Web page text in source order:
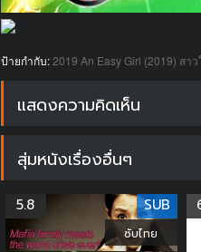
ป้ายกำกับ:2019 An Easy Girl (2019) สาว
แสดงความคิดเห็น
สุ่มหนังเรื่องอื่นๆ
5.8 SUB
ซับไทย